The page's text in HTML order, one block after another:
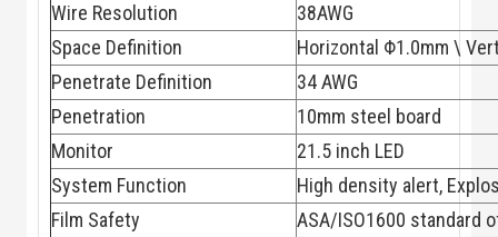
Siêu Thị - Ngân
Hàng
Dự Án Ngành
Trường Học
Dự Án Ngành
Điện Tử
Dự Án Ngành
Công An - Quân
Đội
Wire Resolution
38AWG
Space Definition
Horizontal Φ1.0mm \
Penetrate Definition
34 AWG
Penetration
10mm steel board
Monitor
21.5 inch LED
System Function
High density alert,
Film Safety
ASA/ISO1600 standard